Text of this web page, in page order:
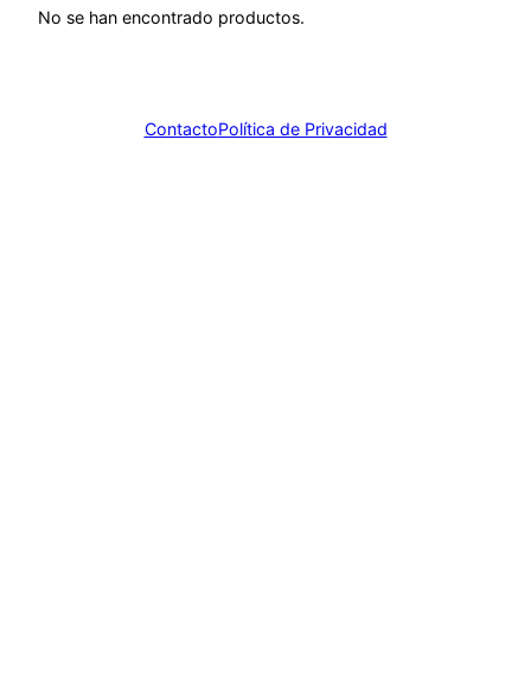
No se han encontrado productos.
ContactoPolítica de Privacidad